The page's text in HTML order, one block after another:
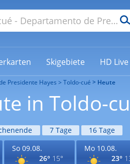
Skigebiete HD
Presidente Hayes Toldo-cué Heute
in Toldo-
7 Tage 16 Tage
So 09.08.
26° 15°
Mo 10.08.
23°